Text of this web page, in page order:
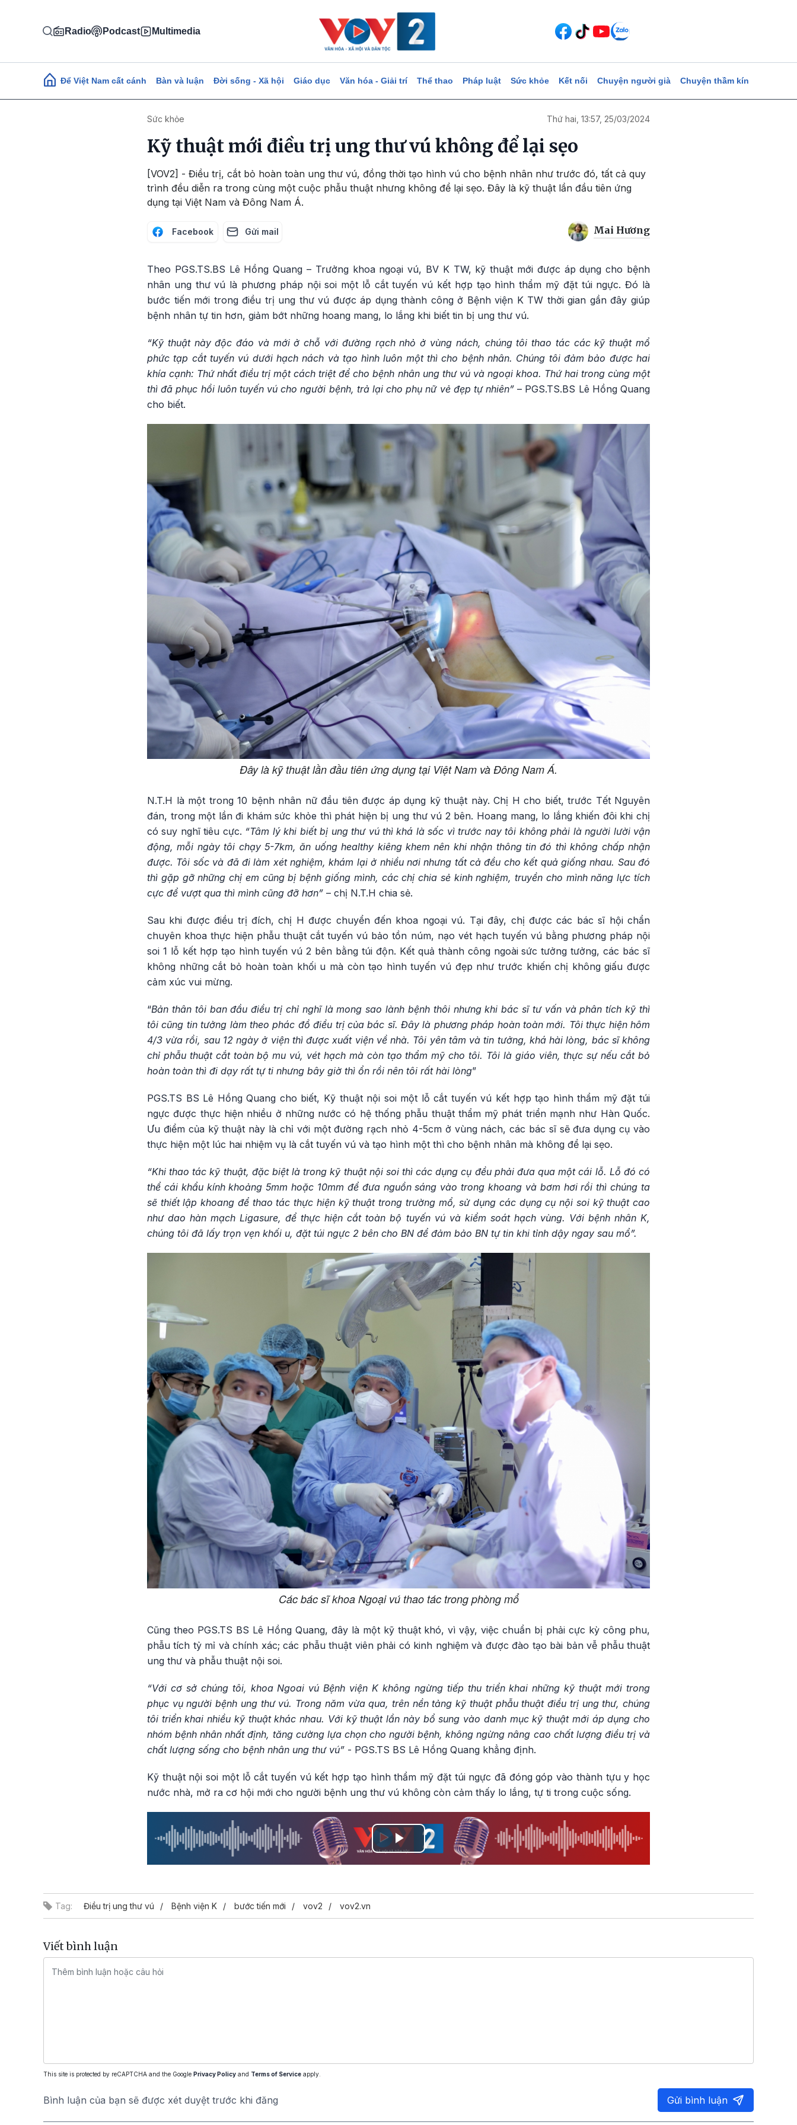
Radio Podcast Multimedia
Main navigation
Để Việt Nam cất cánh Bàn và luận Đời sống - Xã hội Giáo dục Văn hóa - Giải trí Thể thao Pháp luật Sức khỏe Kết nối Chuyện người già Chuyện thầm kín
Sức khỏe Thứ hai, 13:57, 25/03/2024
Kỹ thuật mới điều trị ung thư vú không để lại sẹo
[VOV2] - Điều trị, cắt bỏ hoàn toàn ung thư vú, đồng thời tạo hình vú cho bệnh nhân như trước đó, tất cả quy
trình đều diễn ra trong cùng một cuộc phẫu thuật nhưng không để lại sẹo. Đây là kỹ thuật lần đầu tiên ứng
dụng tại Việt Nam và Đông Nam Á.
Facebook Gửi mail Mai Hương
Theo PGS.TS.BS Lê Hồng Quang – Trưởng khoa ngoại vú, BV K TW, kỹ thuật mới được áp dụng cho bệnh
nhân ung thư vú là phương pháp nội soi một lỗ cắt tuyến vú kết hợp tạo hình thẩm mỹ đặt túi ngực. Đó là
bước tiến mới trong điều trị ung thư vú được áp dụng thành công ở Bệnh viện K TW thời gian gần đây giúp
bệnh nhân tự tin hơn, giảm bớt những hoang mang, lo lắng khi biết tin bị ung thư vú.
“Kỹ thuật này độc đáo và mới ở chỗ với đường rạch nhỏ ở vùng nách, chúng tôi thao tác các kỹ thuật mổ
phức tạp cắt tuyến vú dưới hạch nách và tạo hình luôn một thì cho bệnh nhân. Chúng tôi đảm bảo được hai
khía cạnh: Thứ nhất điều trị một cách triệt để cho bệnh nhân ung thư vú và ngoại khoa. Thứ hai trong cùng một
thì đã phục hồi luôn tuyến vú cho người bệnh, trả lại cho phụ nữ vẻ đẹp tự nhiên” – PGS.TS.BS Lê Hồng Quang
cho biết.
Đây là kỹ thuật lần đầu tiên ứng dụng tại Việt Nam và Đông Nam Á.
N.T.H là một trong 10 bệnh nhân nữ đầu tiên được áp dụng kỹ thuật này. Chị H cho biết, trước Tết Nguyên
đán, trong một lần đi khám sức khỏe thì phát hiện bị ung thư vú 2 bên. Hoang mang, lo lắng khiến đôi khi chị
có suy nghĩ tiêu cực. “Tâm lý khi biết bị ung thư vú thì khá là sốc vì trước nay tôi không phải là người lười vận
động, mỗi ngày tôi chạy 5-7km, ăn uống healthy kiêng khem nên khi nhận thông tin đó thì không chấp nhận
được. Tôi sốc và đã đi làm xét nghiệm, khám lại ở nhiều nơi nhưng tất cả đều cho kết quả giống nhau. Sau đó
thì gặp gỡ những chị em cũng bị bệnh giống mình, các chị chia sẻ kinh nghiệm, truyền cho mình năng lực tích
cực để vượt qua thì mình cũng đỡ hơn” – chị N.T.H chia sẻ.
Sau khi được điều trị đích, chị H được chuyển đến khoa ngoại vú. Tại đây, chị được các bác sĩ hội chẩn
chuyên khoa thực hiện phẫu thuật cắt tuyến vú bảo tồn núm, nạo vét hạch tuyến vú bằng phương pháp nội
soi 1 lỗ kết hợp tạo hình tuyến vú 2 bên bằng túi độn. Kết quả thành công ngoài sức tưởng tưởng, các bác sĩ
không những cắt bỏ hoàn toàn khối u mà còn tạo hình tuyến vú đẹp như trước khiến chị không giấu được
cảm xúc vui mừng.
“Bản thân tôi ban đầu điều trị chỉ nghĩ là mong sao lành bệnh thôi nhưng khi bác sĩ tư vấn và phân tích kỹ thì
tôi cũng tin tưởng làm theo phác đồ điều trị của bác sĩ. Đây là phương pháp hoàn toàn mới. Tôi thực hiện hôm
4/3 vừa rồi, sau 12 ngày ở viện thì được xuất viện về nhà. Tôi yên tâm và tin tưởng, khá hài lòng, bác sĩ không
chỉ phẫu thuật cắt toàn bộ mu vú, vét hạch mà còn tạo thẩm mỹ cho tôi. Tôi là giáo viên, thực sự nếu cắt bỏ
hoàn toàn thì đi dạy rất tự ti nhưng bây giờ thì ổn rồi nên tôi rất hài lòng”
PGS.TS BS Lê Hồng Quang cho biết, Kỹ thuật nội soi một lỗ cắt tuyến vú kết hợp tạo hình thẩm mỹ đặt túi
ngực được thực hiện nhiều ở những nước có hệ thống phẫu thuật thẩm mỹ phát triển mạnh như Hàn Quốc.
Ưu điểm của kỹ thuật này là chỉ với một đường rạch nhỏ 4-5cm ở vùng nách, các bác sĩ sẽ đưa dụng cụ vào
thực hiện một lúc hai nhiệm vụ là cắt tuyến vú và tạo hình một thì cho bệnh nhân mà không để lại sẹo.
“Khi thao tác kỹ thuật, đặc biệt là trong kỹ thuật nội soi thì các dụng cụ đều phải đưa qua một cái lỗ. Lỗ đó có
thể cái khẩu kính khoảng 5mm hoặc 10mm để đưa nguồn sáng vào trong khoang và bơm hơi rồi thì chúng ta
sẽ thiết lập khoang để thao tác thực hiện kỹ thuật trong trường mổ, sử dụng các dụng cụ nội soi kỹ thuật cao
như dao hàn mạch Ligasure, để thực hiện cắt toàn bộ tuyến vú và kiểm soát hạch vùng. Với bệnh nhân K,
chúng tôi đã lấy trọn vẹn khối u, đặt túi ngực 2 bên cho BN để đảm bảo BN tự tin khi tỉnh dậy ngay sau mổ”.
Các bác sĩ khoa Ngoại vú thao tác trong phòng mổ
Cũng theo PGS.TS BS Lê Hồng Quang, đây là một kỹ thuật khó, vì vậy, việc chuẩn bị phải cực kỳ công phu,
phẫu tích tỷ mỉ và chính xác; các phẫu thuật viên phải có kinh nghiệm và được đào tạo bài bản vễ phẫu thuật
ung thư và phẫu thuật nội soi.
“Với cơ sở chúng tôi, khoa Ngoai vú Bệnh viện K không ngừng tiếp thu triển khai những kỹ thuật mới trong
phục vụ người bệnh ung thư vú. Trong năm vừa qua, trên nền tảng kỹ thuật phẫu thuật điều trị ung thư, chúng
tôi triển khai nhiều kỹ thuật khác nhau. Với kỹ thuật lần này bổ sung vào danh mục kỹ thuật mới áp dụng cho
nhóm bệnh nhân nhất định, tăng cường lựa chọn cho người bệnh, không ngừng nâng cao chất lượng điều trị và
chất lượng sống cho bệnh nhân ung thư vú” - PGS.TS BS Lê Hồng Quang khẳng định.
Kỹ thuật nội soi một lỗ cắt tuyến vú kết hợp tạo hình thẩm mỹ đặt túi ngực đã đóng góp vào thành tựu y học
nước nhà, mở ra cơ hội mới cho người bệnh ung thư vú không còn cảm thấy lo lắng, tự ti trong cuộc sống.
Play
Tag: Điều trị ung thư vú Bệnh viện K bước tiến mới vov2 vov2.vn
Viết bình luận
This site is protected by reCAPTCHA and the Google Privacy Policy and Terms of Service apply.
Bình luận của bạn sẽ được xét duyệt trước khi đăng Gửi bình luận